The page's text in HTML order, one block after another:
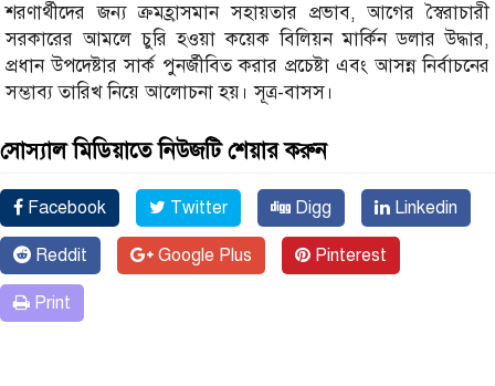
শরণার্থীদের জন্য ক্রমহ্রাসমান সহায়তার প্রভাব, আগের স্বৈরাচারী
সরকারের আমলে চুরি হওয়া কয়েক বিলিয়ন মার্কিন ডলার উদ্ধার,
প্রধান উপদেষ্টার সার্ক পুনর্জীবিত করার প্রচেষ্টা এবং আসন্ন নির্বাচনের
সম্ভাব্য তারিখ নিয়ে আলোচনা হয়। সূত্র-বাসস।
সোস্যাল মিডিয়াতে নিউজটি শেয়ার করুন
Facebook Twitter Digg Linkedin
Reddit Google Plus Pinterest
Print